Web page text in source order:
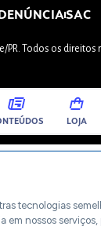
SAC
PR. Todos os direitos
LOJA
tecnologias
em nossos